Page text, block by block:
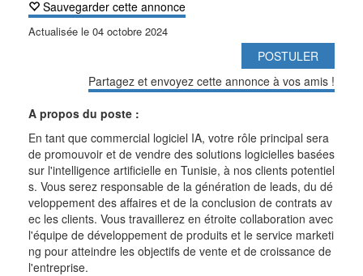
Sauvegarder cette annonce
Actualisée le 04 octobre 2024
POSTULER
Partagez et envoyez cette annonce à vos amis !
A propos du poste :
En tant que commercial logiciel IA, votre rôle principal sera
de promouvoir et de vendre des solutions logicielles basées
sur l'intelligence artificielle en Tunisie, à nos clients potentiel
s. Vous serez responsable de la génération de leads, du dé
veloppement des affaires et de la conclusion de contrats av
ec les clients. Vous travaillerez en étroite collaboration avec
l'équipe de développement de produits et le service marketi
ng pour atteindre les objectifs de vente et de croissance de
l'entreprise.